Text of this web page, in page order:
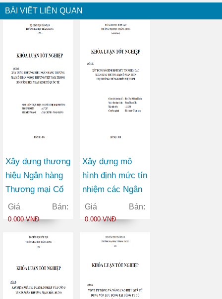
BÀI VIẾT LIÊN QUAN
Xây dựng thương
hiệu Ngân hàng
Thương mại Cổ
phần Ngoại
thương Việt Nam
hội nhập kinh tế
Giá Bán:
0.000 VNĐ
Xây dựng mô
hình định mức tín
nhiệm các Ngân
hàng Thương mại
Cổ phần trên thị
khoán Việt Nam
Giá Bán:
0.000 VNĐ